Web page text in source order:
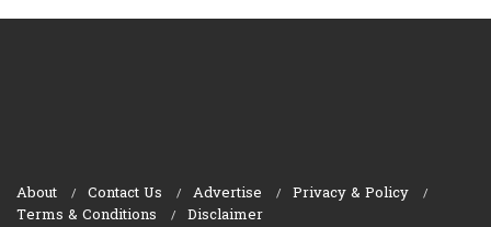
About Contact Us Advertise
Privacy & Policy
Terms & Conditions
Disclaimer